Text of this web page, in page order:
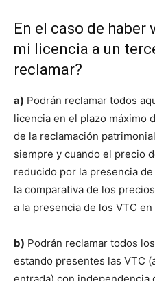
En el caso de
mi licencia a un
reclamar?
a) Podrán reclamar todos
licencia en el plazo máximo
de la reclamación
siempre y cuando el precio
reducido por la presencia
la comparativa de los
a la presencia de los VTC
b) Podrán reclamar todos
estando presentes las VTC